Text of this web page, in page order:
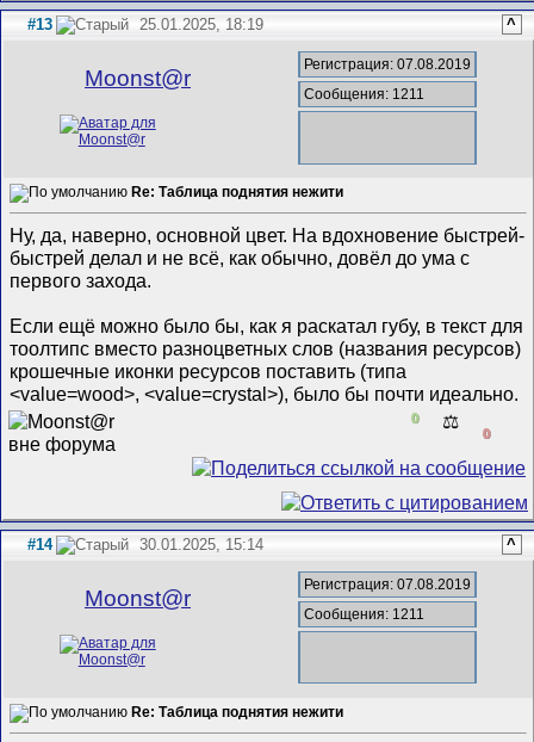
#13 25.01.2025, 18:19 ^
Mооnst@r
Регистрация: 07.08.2019
Сообщения: 1211
Re: Таблица поднятия нежити
Ну, да, наверно, основной цвет. На вдохновение быстрей-
быстрей делал и не всё, как обычно, довёл до ума с
первого захода.
Если ещё можно было бы, как я раскатал губу, в текст для
тоолтипс вместо разноцветных слов (названия ресурсов)
крошечные иконки ресурсов поставить (типа
<value=wood>, <value=crystal>), было бы почти идеально.
0 ⚖️
0
#14 30.01.2025, 15:14 ^
Mооnst@r
Регистрация: 07.08.2019
Сообщения: 1211
Re: Таблица поднятия нежити